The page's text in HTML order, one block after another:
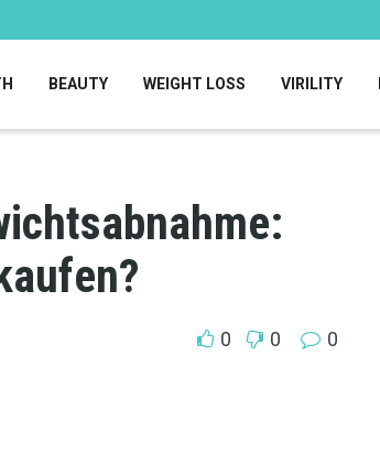
BEAUTY WEIGHT LOSS VIRILITY
0 0 0